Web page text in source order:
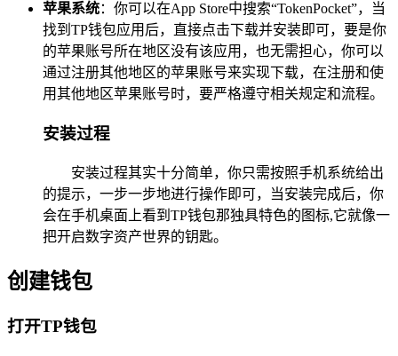
苹果系统：你可以在App Store中搜索“TokenPocket”，当
找到TP钱包应用后，直接点击下载并安装即可，要是你
的苹果账号所在地区没有该应用，也无需担心，你可以
通过注册其他地区的苹果账号来实现下载，在注册和使
用其他地区苹果账号时，要严格遵守相关规定和流程。
安装过程
安装过程其实十分简单，你只需按照手机系统给出
的提示，一步一步地进行操作即可，当安装完成后，你
会在手机桌面上看到TP钱包那独具特色的图标,它就像一
把开启数字资产世界的钥匙。
创建钱包
打开TP钱包